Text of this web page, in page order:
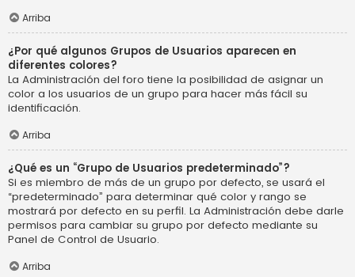
Arriba
¿Por qué algunos Grupos de Usuarios aparecen en
diferentes colores?
La Administración del foro tiene la posibilidad de asignar un
color a los usuarios de un grupo para hacer más fácil su
identificación.
Arriba
¿Qué es un “Grupo de Usuarios predeterminado”?
Si es miembro de más de un grupo por defecto, se usará el
“predeterminado” para determinar qué color y rango se
mostrará por defecto en su perfil. La Administración debe darle
permisos para cambiar su grupo por defecto mediante su
Panel de Control de Usuario.
Arriba